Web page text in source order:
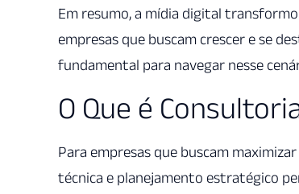
Em resumo, a mídia digital
empresas que buscam crescer e se
fundamental para navegar nesse
O Que é
Para empresas que buscam
técnica e planejamento estratégico